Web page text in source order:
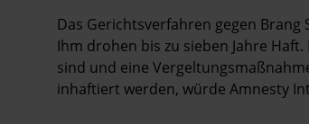
Das Gerichtsverfahren gegen
Ihm drohen bis zu sieben Jahre
sind und eine
inhaftiert werden, würde Amnesty